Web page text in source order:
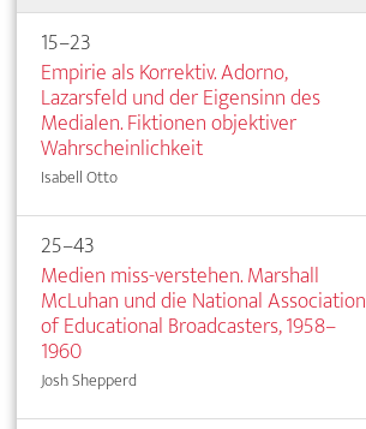
15–23
Empirie als Korrektiv. Adorno,
Lazarsfeld und der Eigensinn des
Medialen. Fiktionen objektiver
Wahrscheinlichkeit
Isabell Otto
25–43
Medien miss-verstehen. Marshall
McLuhan und die National Association
of Educational Broadcasters, 1958–
1960
Josh Shepperd